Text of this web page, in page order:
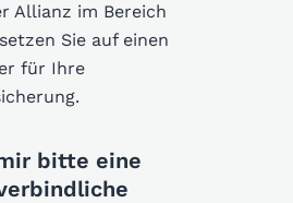
Allianz im Bereich
Sie auf einen
für Ihre
bitte eine